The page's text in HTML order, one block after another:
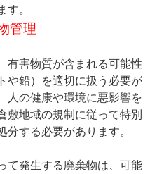
。
管理
有害物質が含まれる可能性
や鉛）を適切に扱う必要が
人の健康や環境に悪影響を
敷地域の規制に従って特別
する必要があります。
て発生する廃棄物は、可能